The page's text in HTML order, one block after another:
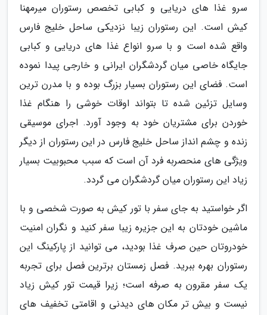
سرو غذا های دریایی و کبابی تخصص رستوران میرمهنا
کیش است. این رستوران زیبا نزدیکی ساحل خلیج فارس
واقع شده است و با سرو انواع غذا های دریایی و کبابی
جایگاه خاصی میان گردشگران ایرانی و خارجی پیدا نموده
است. فضای این رستوران بسیار بزرگ بوده و با مدرن ترین
وسایل تزئین شده تا بتواند اوقات خوشی را هنگام غذا
خوردن برای مشتریان خود به وجود آورد. اجرای موسیقی
زنده و چشم انداز ساحل خلیج فارس در این رستوران از دیگر
ویژگی های منحصربه فرد آن است که سبب محبوبیت بسیار
زیاد این رستوران میان گردشگران می گردد.
اگر خواستید به جای سفر با تور کیش به صورت شخصی و با
ماشین خودتان به این جزیره زیبا سفر کنید و نگران امنیت
خودروتان حین صرف غذا بودید، می توانید از پارکینگ این
رستوران بهره ببرید. فصل زمستان برترین فصل برای تجربه
یک سفر مقرون به صرفه است؛ زیرا قیمت تور کیش زیاد
نیست و بیش تر مکان های دیدنی و اقامتی تخفیف های